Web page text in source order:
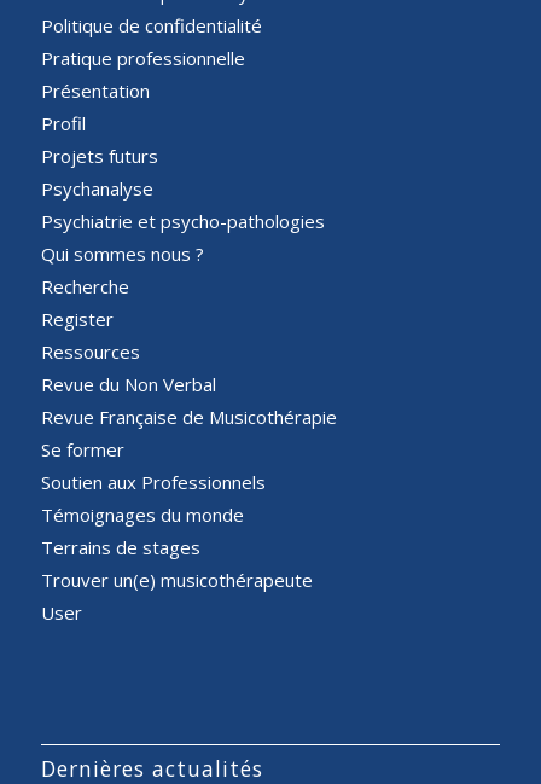
Politique de confidentialité
Pratique professionnelle
Présentation
Profil
Projets futurs
Psychanalyse
Psychiatrie et psycho-pathologies
Qui sommes nous ?
Recherche
Register
Ressources
Revue du Non Verbal
Revue Française de Musicothérapie
Se former
Soutien aux Professionnels
Témoignages du monde
Terrains de stages
Trouver un(e) musicothérapeute
User
Dernières actualités